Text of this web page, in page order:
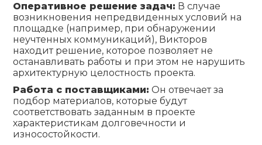
Оперативное решение задач: В случае
возникновения непредвиденных условий на
площадке (например, при обнаружении
неучтенных коммуникаций), Викторов
находит решение, которое позволяет не
останавливать работы и при этом не нарушить
архитектурную целостность проекта.
Работа с поставщиками: Он отвечает за
подбор материалов, которые будут
соответствовать заданным в проекте
характеристикам долговечности и
износостойкости.